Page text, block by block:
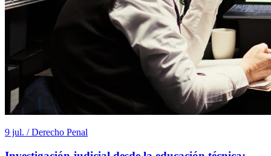
9 jul. / Derecho Penal